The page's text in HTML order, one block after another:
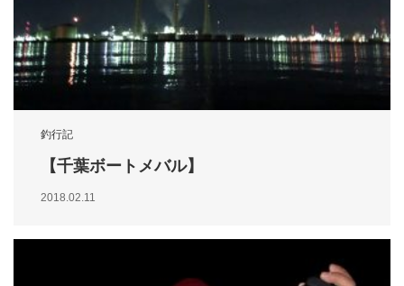
釣行記
【千葉ボートメバル】
2018.02.11